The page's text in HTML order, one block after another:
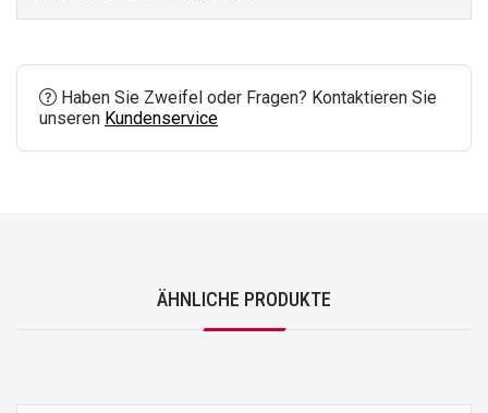
Haben Sie Zweifel oder Fragen? Kontaktieren Sie
unseren Kundenservice
ÄHNLICHE PRODUKTE